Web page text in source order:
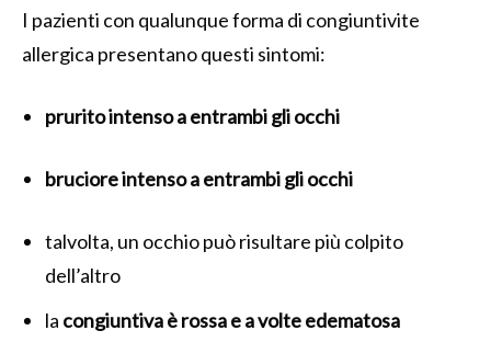
I pazienti con qualunque forma di congiuntivite
allergica presentano questi sintomi:
prurito intenso a entrambi gli occhi
bruciore intenso a entrambi gli occhi
talvolta, un occhio può risultare più colpito
dell’altro
la congiuntiva è rossa e a volte edematosa